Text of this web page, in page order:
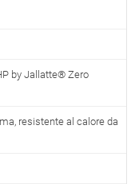
by Jallatte® Zero
resistente al calore da